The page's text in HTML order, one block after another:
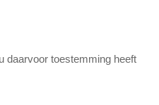
daarvoor toestemming heeft